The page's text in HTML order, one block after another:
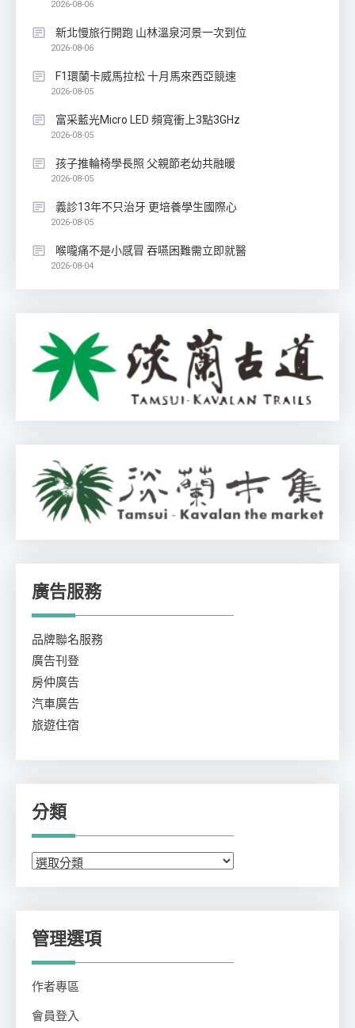
2026-08-06
新北慢旅行開跑 山林溫泉河景一次到位
2026-08-06
F1環蘭卡威馬拉松 十月馬來西亞競速
2026-08-05
富采藍光Micro LED 頻寬衝上3點3GHz
2026-08-05
孩子推輪椅學長照 父親節老幼共融暖
2026-08-05
義診13年不只治牙 更培養學生國際心
2026-08-05
喉嚨痛不是小感冒 吞嚥困難需立即就醫
2026-08-04
廣告服務
品牌聯名服務
廣告刊登
房仲廣告
汽車廣告
旅遊住宿
分類
分
管理選項
作者專區
會員登入